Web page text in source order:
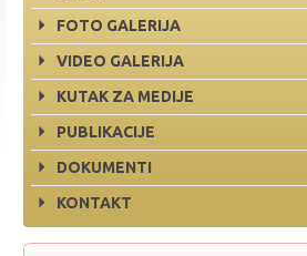
FOTO GALERIJA
VIDEO GALERIJA
KUTAK ZA MEDIJE
PUBLIKACIJE
DOKUMENTI
KONTAKT